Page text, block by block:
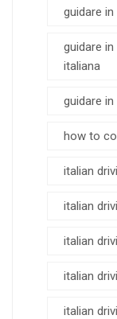
guidare
guidare
italiana
guidare
how to
italian
italian
italian
italian
italian